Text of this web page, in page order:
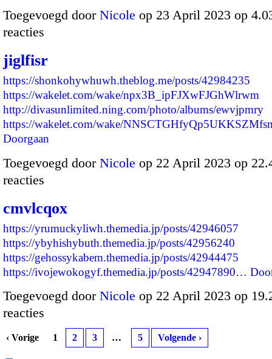
Toegevoegd door Nicole op 23 April 2023 op
reacties
jiglfisr
https://shonkohywhuwh.theblog.me/posts/42984235
https://wakelet.com/wake/npx3B_ipFJXwFJGhWlrwm
http://divasunlimited.ning.com/photo/albums/ewvjpmry
https://wakelet.com/wake/
Doorgaan
Toegevoegd door Nicole op 22 April 2023 op
reacties
cmvlcqox
https://yrumuckyliwh.themedia.jp/posts/42946057
https://ybyhishybuth.themedia.jp/posts/42956240
https://gehossykabem.themedia.jp/posts/42944475
https://ivojewokogyf.themedia.jp/posts/42947890…
Toegevoegd door Nicole op 22 April 2023 op
reacties
‹ Vorige 1 2 3 … 5 Volgende ›